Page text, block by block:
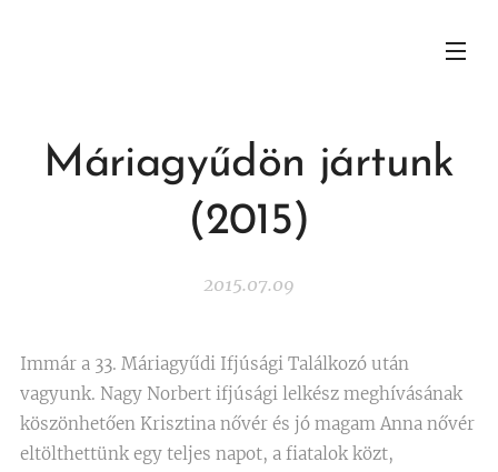
Máriagyűdön jártunk
(2015)
2015.07.09
Immár a 33. Máriagyűdi Ifjúsági Találkozó után
vagyunk. Nagy Norbert ifjúsági lelkész meghívásának
köszönhetően Krisztina nővér és jó magam Anna nővér
eltölthettünk egy teljes napot, a fiatalok közt,